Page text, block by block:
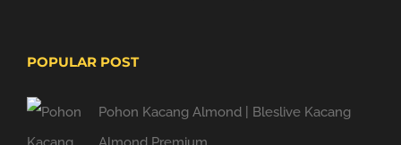
POPULAR POST
Pohon Kacang Almond | Bleslive Kacang